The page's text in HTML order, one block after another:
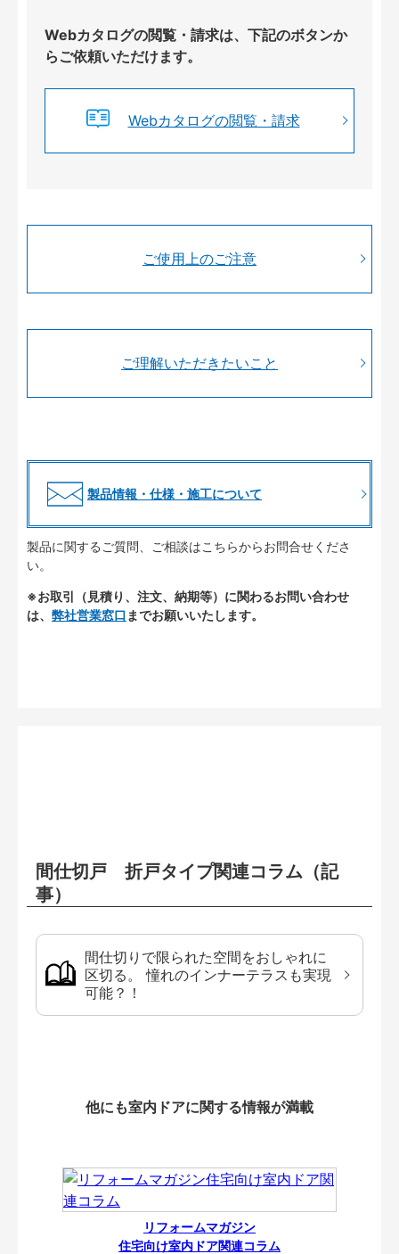
Webカタログの閲覧・請求は、下記のボタンか
らご依頼いただけます。
Webカタログの閲覧・請求
ご使用上のご注意
ご理解いただきたいこと
製品情報・仕様・施工について
製品に関するご質問、ご相談はこちらからお問合せくださ
い。
※お取引（見積り、注文、納期等）に関わるお問い合わせ
は、 弊社営業窓口 までお願いいたします。
間仕切戸 折戸タイプ関連コラム（記
事）
間仕切りで限られた空間をおしゃれに
区切る。 憧れのインナーテラスも実現
可能？！
他にも室内ドアに関する情報が満載
リフォームマガジン
住宅向け室内ドア関連コラム